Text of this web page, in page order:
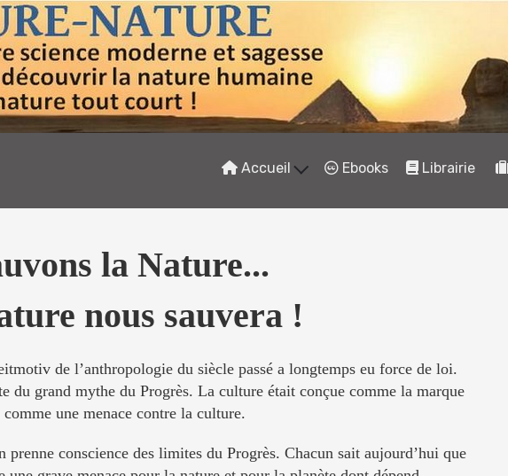
Accueil Ebooks Librairie
la Nature...
nous sauvera !
de l’anthropologie du siècle passé a longtemps eu force de loi.
du grand mythe du Progrès. La culture était conçue comme la marque
une menace contre la culture.
conscience des limites du Progrès. Chacun sait aujourd’hui que